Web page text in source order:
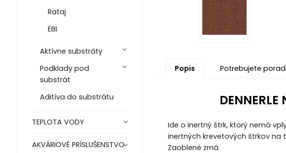
Rataj
EBI
Aktívne substráty
Podklady pod
substrát
Aditíva do substrátu
TEPLOTA VODY
AKVÁRIOVÉ PRÍSLUŠENSTVO
Popis Potrebujete
Ide o inertný štrk, ktorý nemá
inertných krevetových štrkov na
Zaoblené zrná